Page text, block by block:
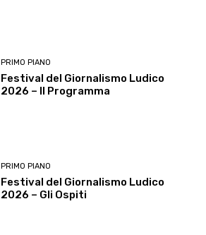
PRIMO PIANO
Festival del Giornalismo Ludico
2026 – Il Programma
PRIMO PIANO
Festival del Giornalismo Ludico
2026 – Gli Ospiti